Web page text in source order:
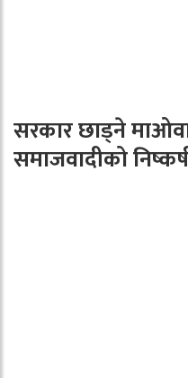
सरकार छाड्ने
समाजवादीको निष्कर्ष